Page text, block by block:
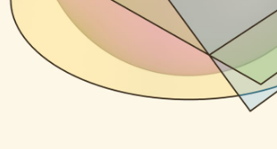
эллипса как сече­ния
тем, что каса­тель­ные к